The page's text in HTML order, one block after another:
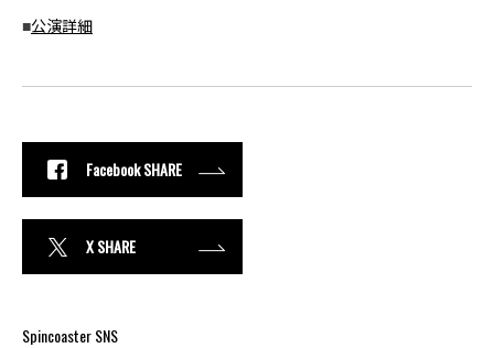
■公演詳細
Facebook SHARE
X SHARE
Spincoaster SNS